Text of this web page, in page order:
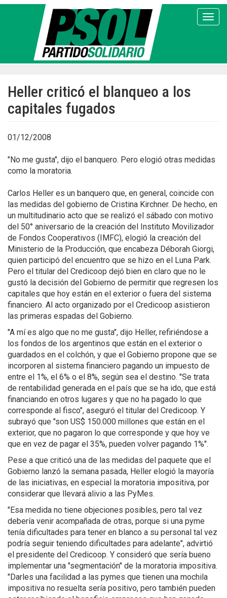
Pasar
Heller criticó el blanqueo a los
capitales fugados
01/12/2008
"No me gusta", dijo el banquero. Pero elogió otras medidas
como la moratoria.
Carlos Heller es un banquero que, en general, coincide con
las medidas del gobierno de Cristina Kirchner. De hecho, en
un multitudinario acto que se realizó el sábado con motivo
del 50° aniversario de la creación del Instituto Movilizador
de Fondos Cooperativos (IMFC), elogió la creación del
Ministerio de la Producción, que encabeza Déborah Giorgi,
quien participó del encuentro que se hizo en el Luna Park.
Pero el titular del Credicoop dejó bien en claro que no le
gustó la decisión del Gobierno de permitir que regresen los
capitales que hoy están en el exterior o fuera del sistema
financiero. Al acto organizado por el Credicoop asistieron
las primeras espadas del Gobierno.
"A mí es algo que no me gusta", dijo Heller, refiriéndose a
los fondos de los argentinos que están en el exterior o
guardados en el colchón, y que el Gobierno propone que se
incorporen al sistema financiero pagando un impuesto de
entre el 1%, el 6% o el 8%, según sea el destino. "Se trata
de rentabilidad generada en el país que se ha ido, que está
financiando en otros lugares y que no ha pagado lo que
corresponde al fisco", aseguró el titular del Credicoop. Y
subrayó que "son US$ 150.000 millones que están en el
exterior, que no pagaron lo que corresponde y que hoy ve
que en vez de pagar el 35%, pueden volver pagando 1%".
Pese a que criticó una de las medidas del paquete que el
Gobierno lanzó la semana pasada, Heller elogió la mayoría
de las iniciativas, en especial la moratoria impositiva, por
considerar que llevará alivio a las PyMes.
"Esa medida no tiene objeciones posibles, pero tal vez
debería venir acompañada de otras, porque si una pyme
tenía dificultades para tener en blanco a su personal tal vez
podría seguir teniendo dificultades para adelante", advirtió
el presidente del Credicoop. Y consideró que sería bueno
implementar una "segmentación" de la moratoria impositiva.
"Darles una facilidad a las pymes que tienen una mochila
impositiva no resuelta sería positivo, pero también pueden